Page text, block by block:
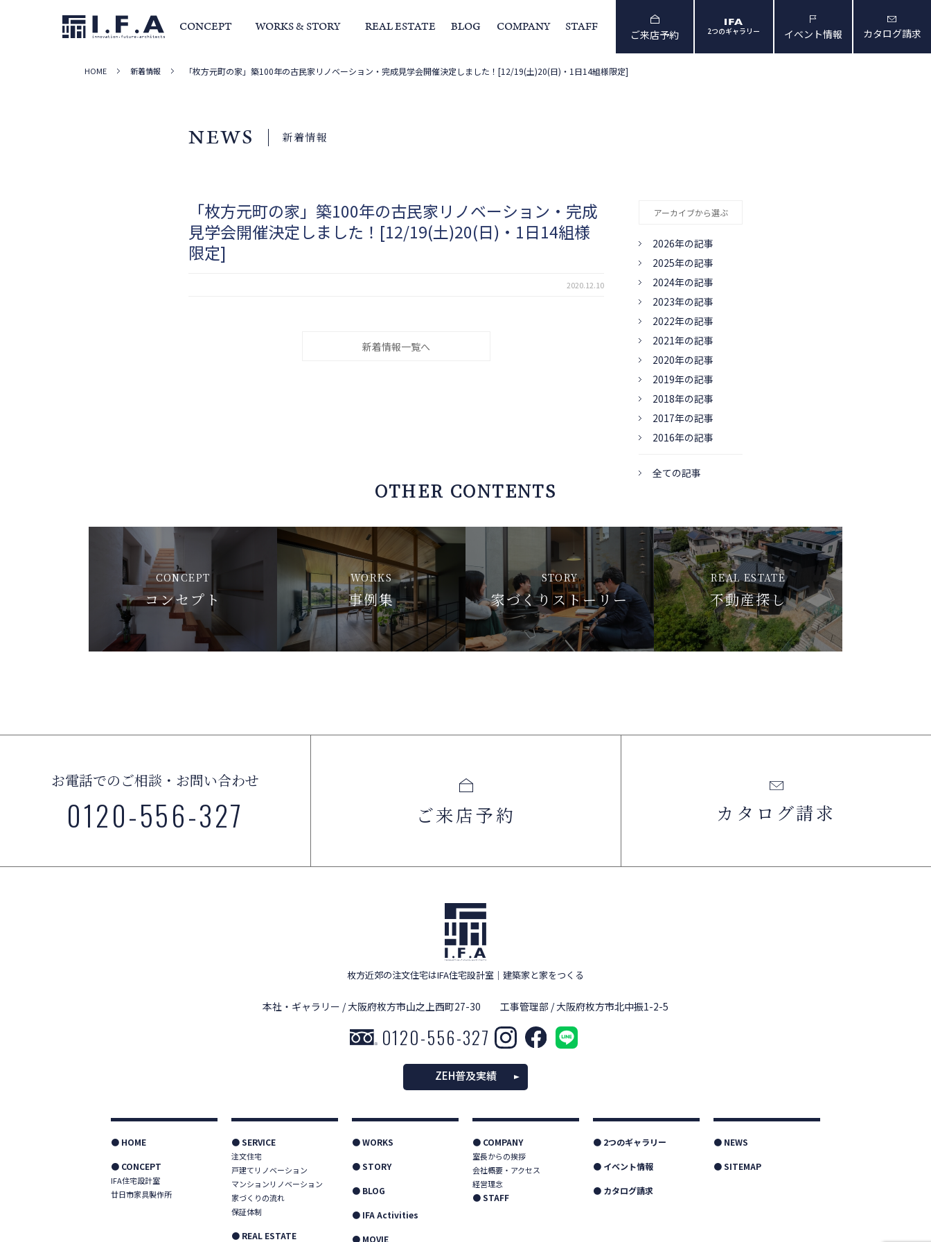
CONCEPT WORKS & STORY
事例集 家づくりストーリー スタッフの住まい 家と暮らしの映像
REAL ESTATE BLOG COMPANY
サービス・家づくりの流れ 室長からの挨拶 経営理念 IFAの独自の活動
STAFF
ご来店予約 2つのギャラリー イベント情報 カタログ請求
HOME 新着情報 「枚方元町の家」築100年の古民家リノベーション・完成見学会開催決定しました！[12/19(土)20(日)・1日14組様限定]
NEWS 新着情報
「枚方元町の家」築100年の古民家リノベーション・完成
見学会開催決定しました！[12/19(土)20(日)・1日14組様
限定]
2020.12.10
新着情報一覧へ
アーカイブから選ぶ
2026年の記事
2025年の記事
2024年の記事
2023年の記事
2022年の記事
2021年の記事
2020年の記事
2019年の記事
2018年の記事
2017年の記事
2016年の記事
全ての記事
OTHER CONTENTS
CONCEPT
コンセプト
WORKS
事例集
STORY
家づくりストーリー
REAL ESTATE
不動産探し
お電話でのご相談・お問い合わせ
0120-556-327 ご来店予約 カタログ請求
枚方近郊の注文住宅はIFA住宅設計室 ｜ 建築家と家をつくる
本社・ギャラリー / 大阪府枚方市山之上西町27-30 工事管理部 / 大阪府枚方市北中振1-2-5
0120-556-327
ZEH普及実績
● HOME
● CONCEPT
IFA住宅設計室
廿日市家具製作所
● SERVICE
注文住宅
戸建てリノベーション
マンションリノベーション
家づくりの流れ
保証体制
● REAL ESTATE
● WORKS
● STORY
● BLOG
● IFA Activities
● MOVIE
● COMPANY
室長からの挨拶
会社概要・アクセス
経営理念
● STAFF
● 2つのギャラリー
● イベント情報
● カタログ請求
● NEWS
● SITEMAP